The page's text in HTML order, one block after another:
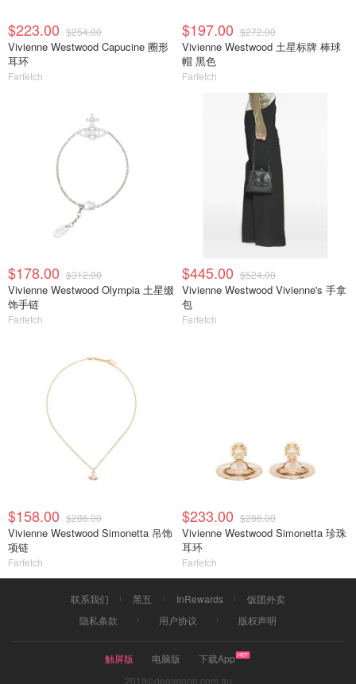
$223.00 $254.00
Vivienne Westwood Capucine 圈形
耳环
Farfetch
$197.00 $272.00
Vivienne Westwood 土星标牌 棒球
帽 黑色
Farfetch
$178.00 $312.00
Vivienne Westwood Olympia 土星缀
饰手链
Farfetch
$445.00 $524.00
Vivienne Westwood Vivienne's 手拿
包
Farfetch
$158.00 $286.00
Vivienne Westwood Simonetta 吊饰
项链
Farfetch
$233.00 $286.00
Vivienne Westwood Simonetta 珍珠
耳环
Farfetch
联系我们 黑五 InRewards
饭团外卖
隐私条款
用户协议 版权声明
触屏版 电脑版
下载App
2019©dealmoon.com.au